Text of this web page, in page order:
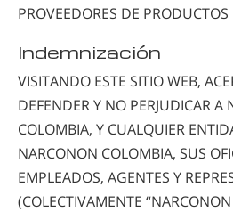
PROVEEDORES DE PRODUCTOS
Indemnización
VISITANDO ESTE SITIO WEB,
DEFENDER Y NO PERJUDICAR A
COLOMBIA, Y CUALQUIER
NARCONON COLOMBIA, SUS
EMPLEADOS, AGENTES Y
(COLECTIVAMENTE